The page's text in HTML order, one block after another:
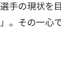
手の現状を
。その一